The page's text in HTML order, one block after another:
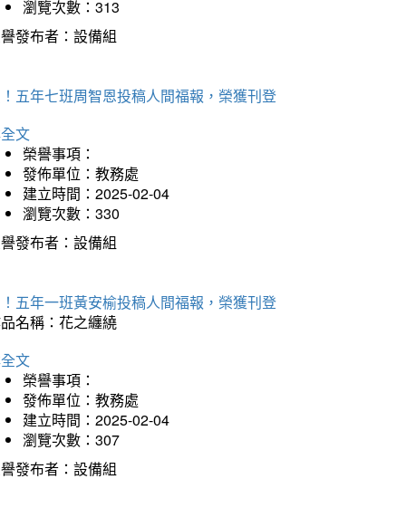
瀏覽次數：313
發布者：設備組
五年七班周智恩投稿人間福報，榮獲刊登
文
榮譽事項：
發佈單位：教務處
建立時間：2025-02-04
瀏覽次數：330
發布者：設備組
五年一班黃安榆投稿人間福報，榮獲刊登
名稱：花之纏繞
文
榮譽事項：
發佈單位：教務處
建立時間：2025-02-04
瀏覽次數：307
發布者：設備組